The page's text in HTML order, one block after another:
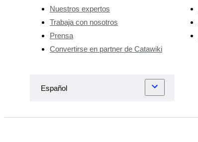
Nuestros expertos
Trabaja con nosotros
Prensa
Convertirse en partner de Catawiki